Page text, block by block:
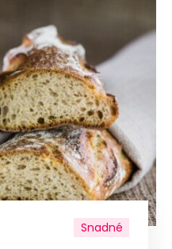
Snadné